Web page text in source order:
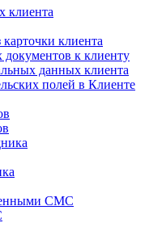
клиента
клиента
к клиенту
данных клиента
полей в Клиенте
СМС